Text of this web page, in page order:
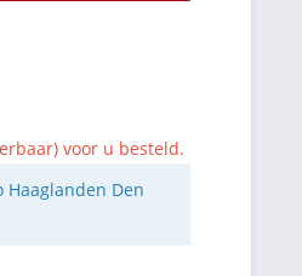
voor u besteld.
Haaglanden Den